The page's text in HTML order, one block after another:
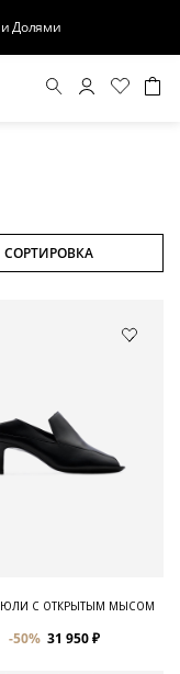
и Долями
СОРТИРОВКА
С ОТКРЫТЫМ МЫСОМ
-50% 31 950 ₽